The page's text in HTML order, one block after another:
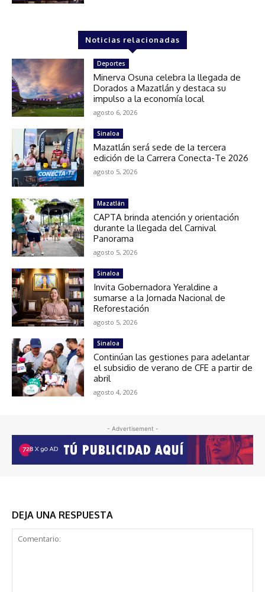
Noticias relacionadas
Deportes
Minerva Osuna celebra la llegada de
Dorados a Mazatlán y destaca su
impulso a la economía local
agosto 6, 2026
Sinaloa
Mazatlán será sede de la tercera
edición de la Carrera Conecta-Te 2026
agosto 5, 2026
Mazatlán
CAPTA brinda atención y orientación
durante la llegada del Carnival
Panorama
agosto 5, 2026
Sinaloa
Invita Gobernadora Yeraldine a
sumarse a la Jornada Nacional de
Reforestación
agosto 5, 2026
Sinaloa
Continúan las gestiones para adelantar
el subsidio de verano de CFE a partir de
abril
agosto 4, 2026
- Advertisement -
DEJA UNA RESPUESTA